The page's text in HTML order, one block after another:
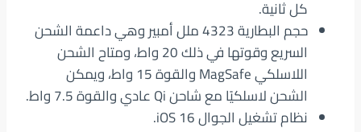
كل ثانية.
حجم البطارية 4323 ملل أمبير وهي داعمة الشحن
السريع وقوتها في ذلك 20 واط، ومتاح الشحن
اللاسلكي MagSafe والقوة 15 واط، ويمكن
الشحن لاسلكيًا مع شاحن Qi عادي والقوة 7.5 واط.
نظام تشغيل الجوال iOS 16.